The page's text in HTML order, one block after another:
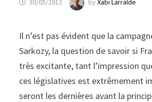
30/05/2012 byXabi Larralde
Il n’est pas évident que la
Sarkozy, la question de savoir si
très excitante, tant l’impression
ces législatives est extrêmement
seront les dernières avant la